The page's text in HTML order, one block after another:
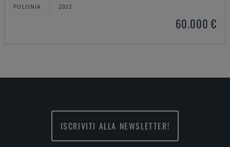
POLONIA 2022
60.000 €
ISCRIVITI ALLA NEWSLETTER!